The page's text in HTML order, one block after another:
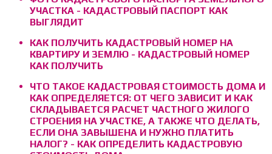
УЧАСТКА - КАДАСТРОВЫЙ ПАСПОРТ КАК
ВЫГЛЯДИТ
КАК ПОЛУЧИТЬ КАДАСТРОВЫЙ НОМЕР НА
КВАРТИРУ И ЗЕМЛЮ - КАДАСТРОВЫЙ НОМЕР
КАК ПОЛУЧИТЬ
ЧТО ТАКОЕ КАДАСТРОВАЯ СТОИМОСТЬ ДОМА И
КАК ОПРЕДЕЛЯЕТСЯ: ОТ ЧЕГО ЗАВИСИТ И КАК
СКЛАДЫВАЕТСЯ РАСЧЕТ ЧАСТНОГО ЖИЛОГО
СТРОЕНИЯ НА УЧАСТКЕ, А ТАКЖЕ ЧТО ДЕЛАТЬ,
ЕСЛИ ОНА ЗАВЫШЕНА И НУЖНО ПЛАТИТЬ
НАЛОГ? - КАК ОПРЕДЕЛИТЬ КАДАСТРОВУЮ